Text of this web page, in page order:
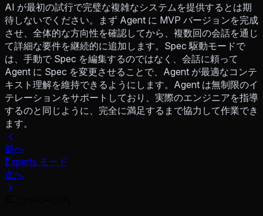
AI が最初の試行で完璧な複雑なシステムを提供するとは期
待しないでください。まず Agent に MVP バージョンを完成
させ、全体的な方向性を確認してから、複数回の会話を通じ
て詳細な要件を継続的に追加します。Spec 駆動モードで
は、手動で Spec を編集するのではなく、会話に頼って
Agent に Spec を変更させることで、Agent が最適なコンテ
キスト理解を維持できるようにします。Agent は無制限のイ
テレーションをサポートしており、実際のエンジニアを指導
するのと同じように、完全に満足するまで協力して作業でき
ます。
前へ
Experts モード
次へ